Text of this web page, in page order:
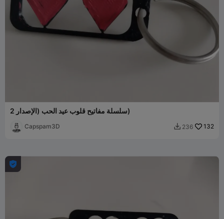
سلسلة مفاتيح قلوب عيد الحب (الإصدار 2)
Capspam3D  236 132
